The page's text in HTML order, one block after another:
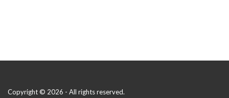
Copyright © 2026 - All rights reserved.